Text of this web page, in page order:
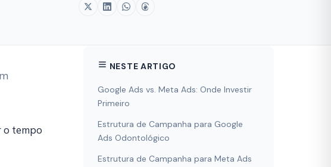
o tempo
NESTE ARTIGO
Google Ads vs. Meta Ads: Onde Investir
Primeiro
Estrutura de Campanha para Google
Ads Odontológico
Estrutura de Campanha para Meta Ads